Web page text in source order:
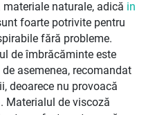
naturale, adică in
foarte potrivite pentru
fără probleme.
de îmbrăcăminte este
asemenea, recomandat
deoarece nu provoacă
Materialul de viscoză